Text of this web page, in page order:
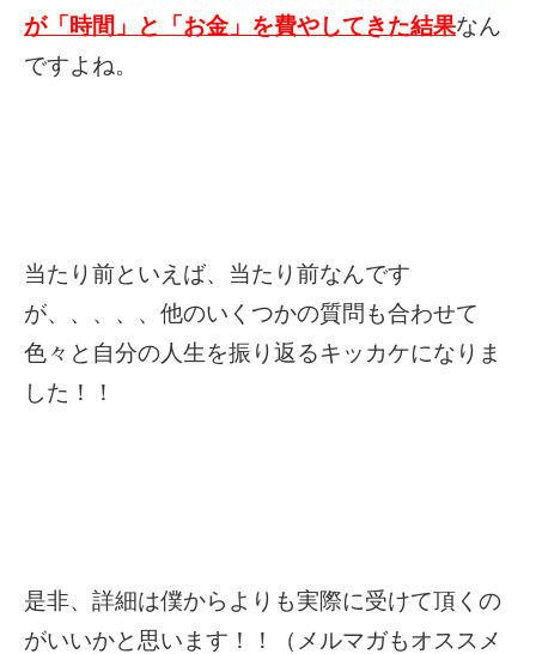
が「時間」と「お金」を費やしてきた結果なん
ですよね。
当たり前といえば、当たり前なんです
が、、、、、他のいくつかの質問も合わせて
色々と自分の人生を振り返るキッカケになりま
した！！
是非、詳細は僕からよりも実際に受けて頂くの
がいいかと思います！！（メルマガもオススメ